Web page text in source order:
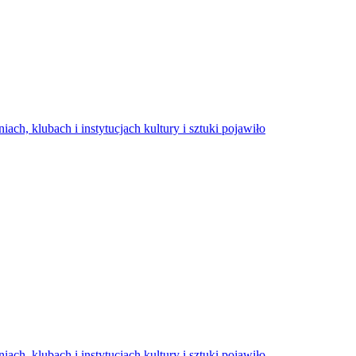
klubach i instytucjach kultury i sztuki pojawiło